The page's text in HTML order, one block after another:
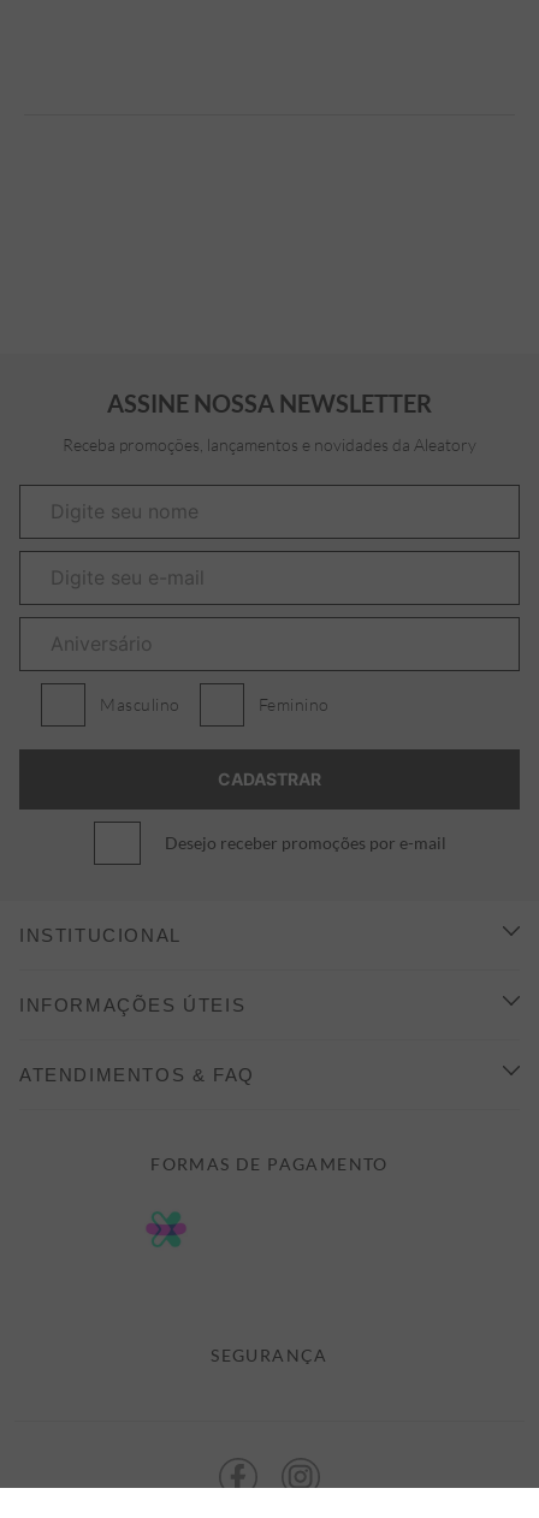
ASSINE NOSSA NEWSLETTER
Receba promoções, lançamentos e novidades da Aleatory
Masculino Feminino
Desejo receber promoções por e-mail
INSTITUCIONAL
CONHEÇA A ALEATORY
INFORMAÇÕES ÚTEIS
FORMAS DE PAGAMENTO
POLÍTICA DE PRIVACIDADE
ATENDIMENTOS & FAQ
ATENDIMENTO@ALEATORYSTORE.COM.BR
FORMAS DE PAGAMENTO
SEGURANÇA